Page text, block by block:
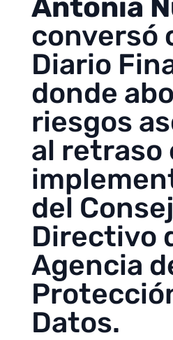
Antonia
conversó
Diario
donde
riesgos
al retraso
del
Directivo
Agencia
Datos.